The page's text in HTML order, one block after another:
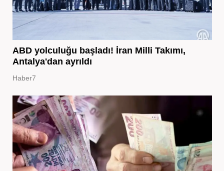
ABD yolculuğu başladı! İran Milli Takımı,
Antalya'dan ayrıldı
Haber7